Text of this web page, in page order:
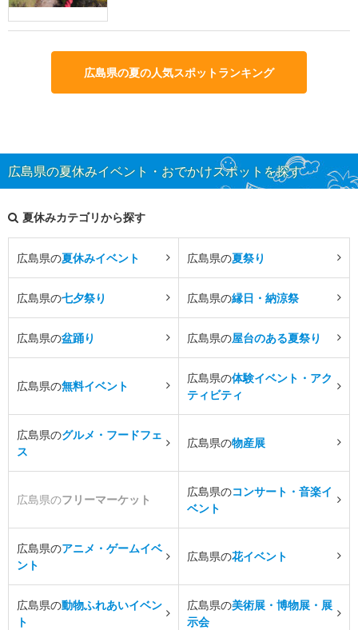
広島県の夏の人気スポットランキング
広島県の夏休みイベント・おでかけスポットを探す
夏休みカテゴリから探す
広島県の夏休みイベント 広島県の夏祭り
広島県の七夕祭り 広島県の縁日・納涼祭
広島県の盆踊り 広島県の屋台のある夏祭り
広島県の無料イベント
広島県の体験イベント・アク
ティビティ
広島県のグルメ・フードフェ
ス
広島県の物産展
広島県のフリーマーケット
広島県のコンサート・音楽イ
ベント
広島県のアニメ・ゲームイベ
ント
広島県の花イベント
広島県の動物ふれあいイベン
ト
広島県の美術展・博物展・展
示会